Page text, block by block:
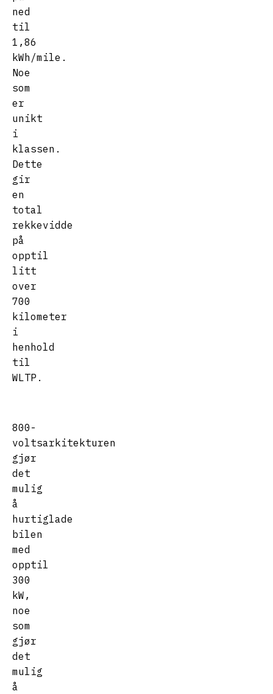
ned
til
1,86
kWh/mile.
Noe
som
er
unikt
i
klassen.
Dette
gir
en
total
rekkevidde
på
opptil
litt
over
700
kilometer
i
henhold
til
WLTP.
800-
voltsarkitekturen
gjør
det
mulig
å
hurtiglade
bilen
med
opptil
300
kW,
noe
som
gjør
det
mulig
å